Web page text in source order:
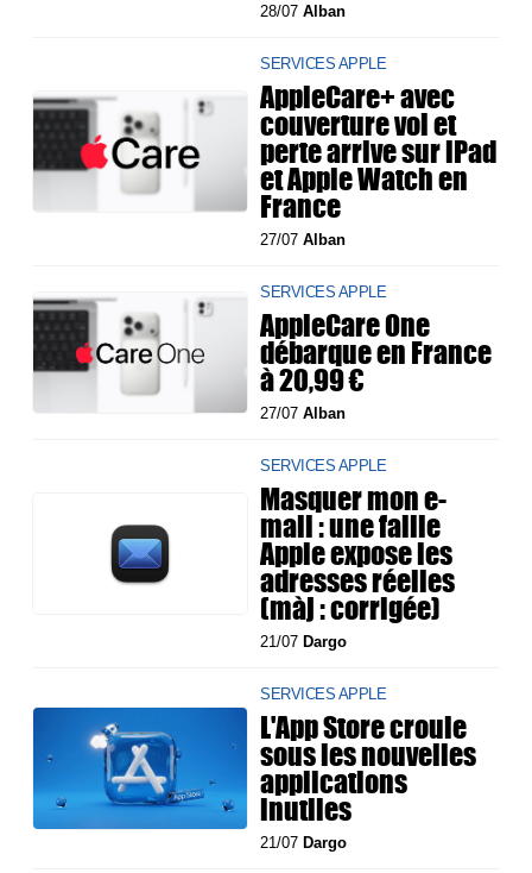
28/07Alban
SERVICES APPLE
AppleCare+ avec
couverture vol et
perte arrive sur iPad
et Apple Watch en
France
27/07Alban
SERVICES APPLE
AppleCare One
débarque en France
à 20,99 €
27/07Alban
SERVICES APPLE
Masquer mon e-
mail : une faille
Apple expose les
adresses réelles
(màj : corrigée)
21/07 Dargo
SERVICES APPLE
L'App Store croule
sous les nouvelles
applications
inutiles
21/07 Dargo